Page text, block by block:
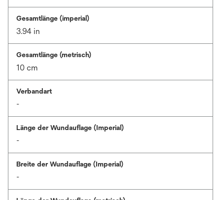
Gesamtlänge (imperial)
3.94 in
Gesamtlänge (metrisch)
10 cm
Verbandart
-
Länge der Wundauflage (Imperial)
-
Breite der Wundauflage (Imperial)
-